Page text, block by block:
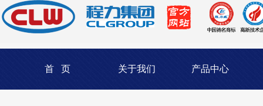
首 页 关于我们 产品中心